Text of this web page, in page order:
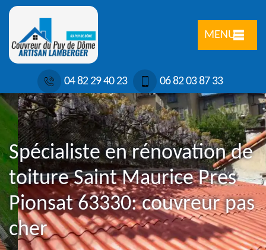
MENU
04 82 29 40 23 06 82 03 87 33
Spécialiste en rénovation de
toiture Saint Maurice Pres
Pionsat 63330: couvreur pas
cher